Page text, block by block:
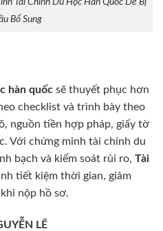
Bổ Sung
hàn quốc sẽ thuyết phục hơn
checklist và trình bày theo
nguồn tiền hợp pháp, giấy tờ
Với chứng minh tài chính du
bạch và kiểm soát rủi ro, Tài
tiết kiệm thời gian, giảm
nộp hồ sơ.
LÊ